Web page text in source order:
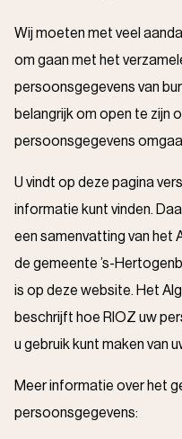
Wij moeten met veel
om gaan met het
persoonsgegevens van
belangrijk om open te zijn
persoonsgegevens
U vindt op deze pagina
informatie kunt vinden.
een samenvatting van het
de gemeente ’s-
is op deze website. Het
beschrijft hoe RIOZ uw
u gebruik kunt maken van
Meer informatie over het
persoonsgegevens: